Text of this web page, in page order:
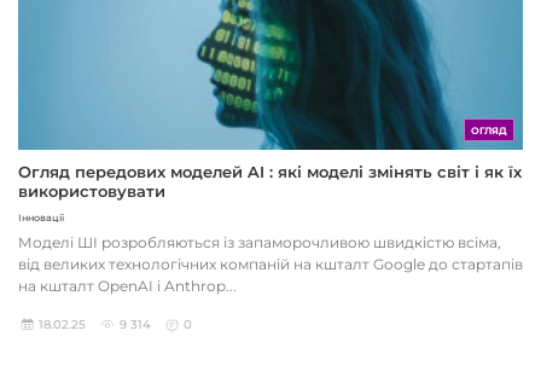
ОГЛЯД
Огляд передових моделей AI : які моделі змінять світ і як їх
використовувати
Інновації
Моделі ШІ розробляються із запаморочливою швидкістю всіма,
від великих технологічних компаній на кшталт Google до стартапів
на кшталт OpenAI і Anthrop...
18.02.25 9 314 0